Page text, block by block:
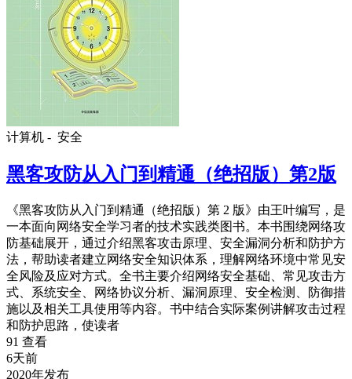
计算机 - 安全
黑客攻防从入门到精通（绝招版）第2版
《黑客攻防从入门到精通（绝招版）第 2 版》由王叶编写，是
一本面向网络安全学习者的技术实践类图书。本书围绕网络攻
防基础展开，通过介绍黑客攻击原理、安全漏洞分析和防护方
法，帮助读者建立网络安全知识体系，理解网络环境中常见安
全风险及应对方式。全书主要介绍网络安全基础、常见攻击方
式、系统安全、网络协议分析、漏洞原理、安全检测、防御措
施以及相关工具使用等内容。书中结合实际案例讲解攻击过程
和防护思路，使读者
91 查看
6天前
2020年发布